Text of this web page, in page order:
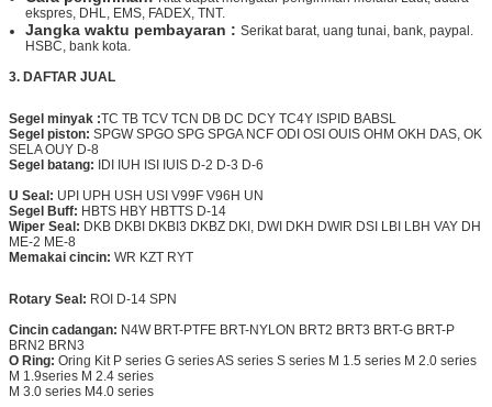
ekspres, DHL, EMS, FADEX, TNT.
Jangka waktu pembayaran : Serikat barat, uang tunai, bank, paypal.
HSBC, bank kota.
3. DAFTAR JUAL
Segel minyak :TC TB TCV TCN DB DC DCY TC4Y ISPID BABSL
Segel piston: SPGW SPGO SPG SPGA NCF ODI OSI OUIS OHM OKH DAS, OK
SELA OUY D-8
Segel batang: IDI IUH ISI IUIS D-2 D-3 D-6
U Seal: UPI UPH USH USI V99F V96H UN
Segel Buff: HBTS HBY HBTTS D-14
Wiper Seal: DKB DKBI DKBI3 DKBZ DKI, DWI DKH DWIR DSI LBI LBH VAY DH
ME-2 ME-8
Memakai cincin: WR KZT RYT
Rotary Seal: ROI D-14 SPN
Cincin cadangan: N4W BRT-PTFE BRT-NYLON BRT2 BRT3 BRT-G BRT-P
BRN2 BRN3
O Ring: Oring Kit P series G series AS series S series M 1.5 series M 2.0 series
M 1.9series M 2.4 series
M 3.0 series M4.0 series